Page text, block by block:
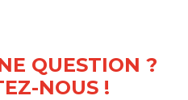
QUESTION ?
NOUS !